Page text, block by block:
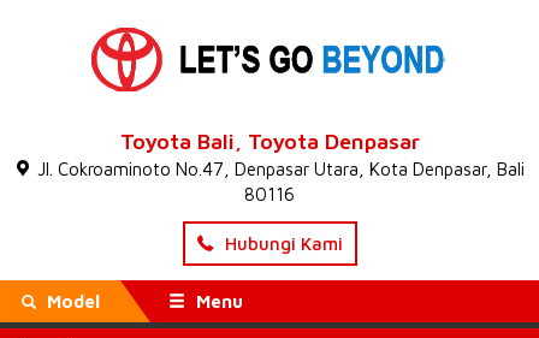
Toyota Bali, Toyota Denpasar
Jl. Cokroaminoto No.47, Denpasar Utara, Kota Denpasar, Bali
80116
Hubungi Kami
Model Menu